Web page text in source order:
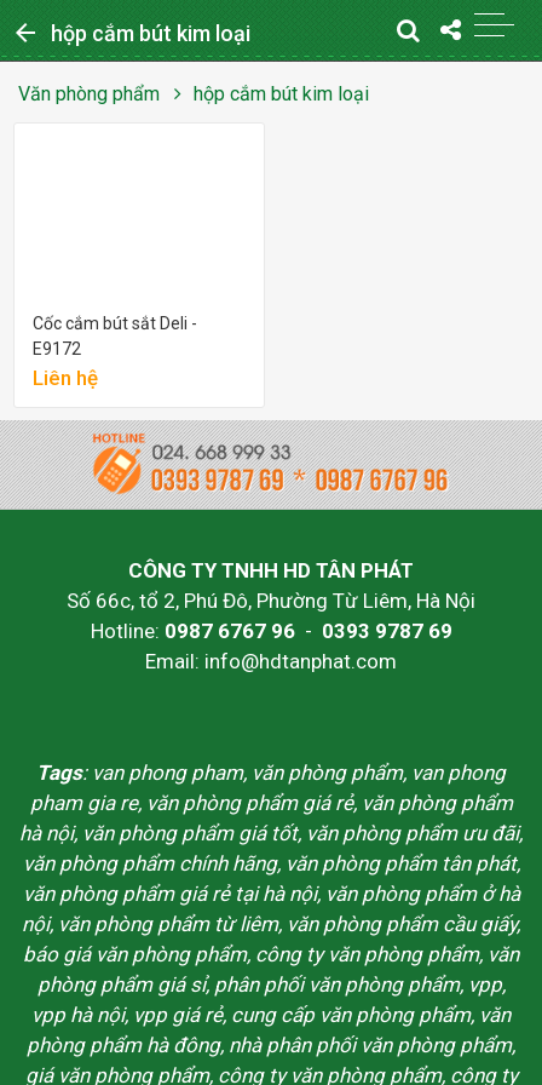
arrow_back hộp cắm bút kim loại
Văn phòng phẩm hộp cắm bút kim loại
Cốc cắm bút sắt Deli -
E9172
Liên hệ
CÔNG TY TNHH HD TÂN PHÁT
Số 66c, tổ 2, Phú Đô, Phường Từ Liêm, Hà Nội
Hotline: 0987 6767 96 - 0393 9787 69
Email: info@hdtanphat.com
Tags: van phong pham, văn phòng phẩm, van phong
pham gia re, văn phòng phẩm giá rẻ, văn phòng phẩm
hà nội, văn phòng phẩm giá tốt, văn phòng phẩm ưu đãi,
văn phòng phẩm chính hãng, văn phòng phẩm tân phát,
văn phòng phẩm giá rẻ tại hà nội, văn phòng phẩm ở hà
nội, văn phòng phẩm từ liêm, văn phòng phẩm cầu giấy,
báo giá văn phòng phẩm, công ty văn phòng phẩm, văn
phòng phẩm giá sỉ, phân phối văn phòng phẩm, vpp,
vpp hà nội, vpp giá rẻ, cung cấp văn phòng phẩm, văn
phòng phẩm hà đông, nhà phân phối văn phòng phẩm,
giá văn phòng phẩm, công ty văn phòng phẩm, công ty